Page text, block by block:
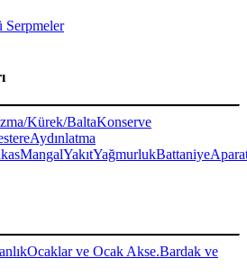
Serpmeler
Kürek/BaltaKonserve
Aydınlatma
MangalYakıtYağmurlukBattaniye
Ocaklar ve Ocak Akse.Bardak ve